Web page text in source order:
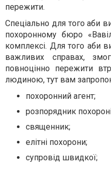
пережити.
Спеціально для того аби
похоронному бюро
комплексі. Для того аби
важливих справах,
повноцінно пережити
людиною, тут вам
похоронний агент;
розпорядник
священник;
елітні похорони;
супровід швидкої;